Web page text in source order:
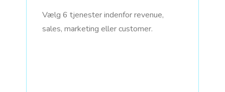
Vælg 6 tjenester indenfor revenue,
sales, marketing eller customer.